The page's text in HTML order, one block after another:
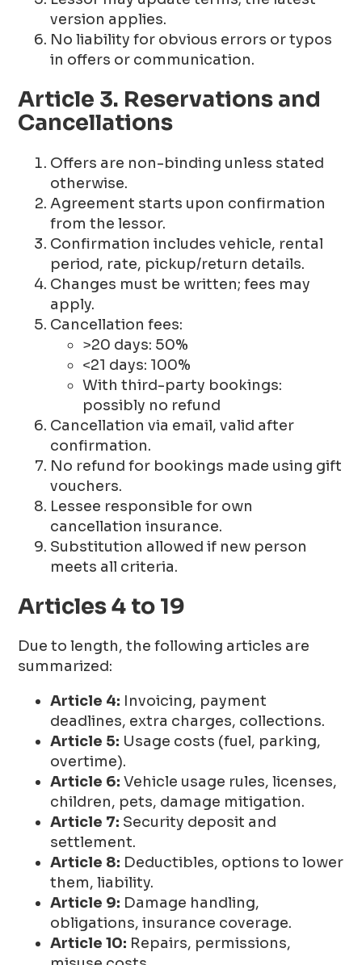
version applies.
No liability for obvious errors or typos
in offers or communication.
Article 3. Reservations and
Cancellations
Offers are non-binding unless stated
otherwise.
Agreement starts upon confirmation
from the lessor.
Confirmation includes vehicle, rental
period, rate, pickup/return details.
Changes must be written; fees may
apply.
Cancellation fees:
>20 days: 50%
<21 days: 100%
With third-party bookings:
possibly no refund
Cancellation via email, valid after
confirmation.
No refund for bookings made using gift
vouchers.
Lessee responsible for own
cancellation insurance.
Substitution allowed if new person
meets all criteria.
Articles 4 to 19
Due to length, the following articles are
summarized:
Article 4: Invoicing, payment
deadlines, extra charges, collections.
Article 5: Usage costs (fuel, parking,
overtime).
Article 6: Vehicle usage rules, licenses,
children, pets, damage mitigation.
Article 7: Security deposit and
settlement.
Article 8: Deductibles, options to lower
them, liability.
Article 9: Damage handling,
obligations, insurance coverage.
Article 10: Repairs, permissions,